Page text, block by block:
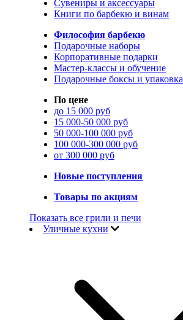
Сувениры и аксессуары
Книги по барбекю и винам
Философия барбекю
Подарочные наборы
Корпоративные подарки
Мастер-классы и обучение
Подарочные боксы и упаковка
По цене
до 15 000 руб
15 000-50 000 руб
50 000-100 000 руб
100 000-300 000 руб
от 300 000 руб
Новые поступления
Товары по акциям
Показать все грили и печи
Уличные кухни